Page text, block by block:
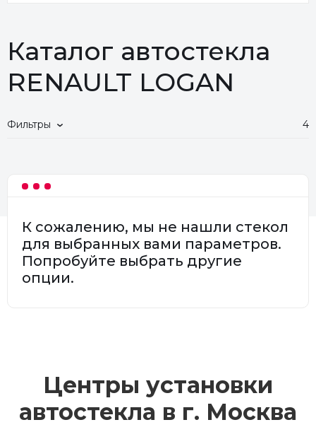
Каталог автостекла
RENAULT LOGAN
Фильтры 4
К сожалению, мы не нашли стекол
для выбранных вами параметров.
Попробуйте выбрать другие
опции.
Центры установки
автостекла в г. Москва